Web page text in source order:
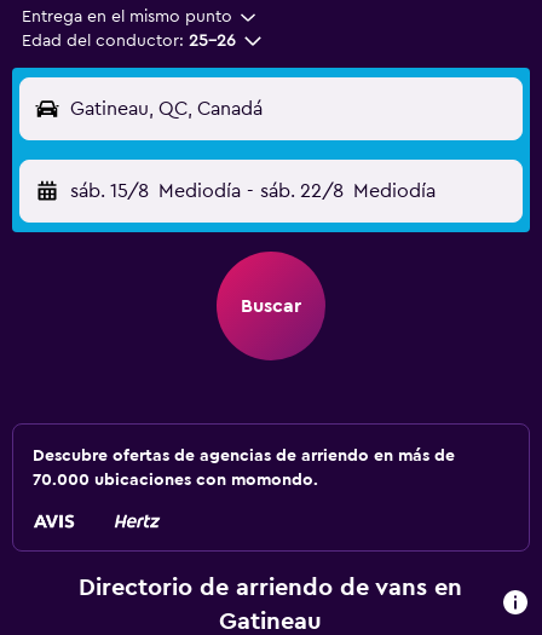
Entrega en el mismo punto
Edad del conductor: 25-26
Gatineau, QC, Canadá
sáb. 15/8 Mediodía - sáb. 22/8 Mediodía
Buscar
Descubre ofertas de agencias de arriendo en más de
70.000 ubicaciones con momondo.
Directorio de arriendo de vans en
Gatineau